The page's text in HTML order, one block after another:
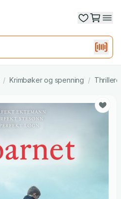
/ Krimbøker og spenning / Thrillere